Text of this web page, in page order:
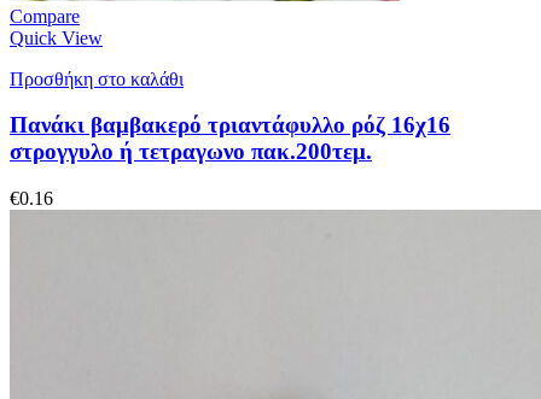
Compare
Quick View
Προσθήκη στο καλάθι
Πανάκι βαμβακερό τριαντάφυλλο ρόζ 16χ16
στρογγυλο ή τετραγωνο πακ.200τεμ.
€0.16